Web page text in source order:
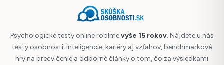
Psychologické testy online robímevyše 15 rokov. Nájdete u nás
testy osobnosti, inteligencie, kariéry aj vzťahov, benchmarkové
hry na precvičenie a odborné články o tom, čo za výsledkami